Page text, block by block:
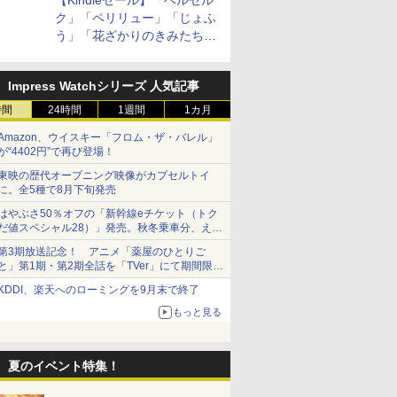
ク」「ペリリュー」「じょふ
う」「花ざかりのきみたち
「白泉社 夏の大割引セー
ル」が開催中！
Impress Watchシリーズ 人気記事
24時間 1週間 1カ月
、ウイスキー「フロム・ザ・バレル」
“4402円”で再び登場！
映の歴代オープニング映像がカプセルトイ
。全5種で8月下旬発売
やぶさ50％オフの「新幹線eチケット（トク
値スペシャル28）」発売。秋冬乗車分、えき
っと限定
3期放送記念！ アニメ「薬屋のひとりご
」第1期・第2期全話を「TVer」にて期間限定
順次無料配信開始
、楽天へのローミングを9月末で終了
もっと見る
夏のイベント特集！